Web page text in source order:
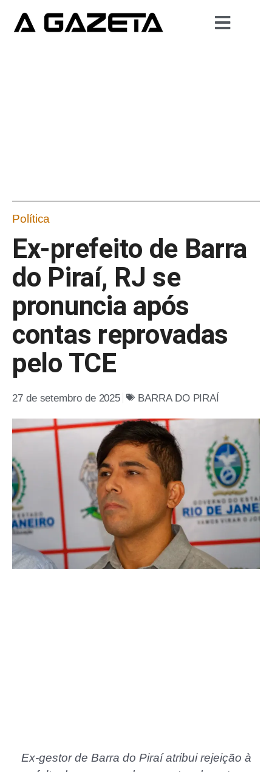
Política
Ex-prefeito de Barra
do Piraí, RJ se
pronuncia após
contas reprovadas
pelo TCE
27 de setembro de 2025 BARRA DO PIRAÍ
Ex-gestor de Barra do Piraí atribui rejeição à